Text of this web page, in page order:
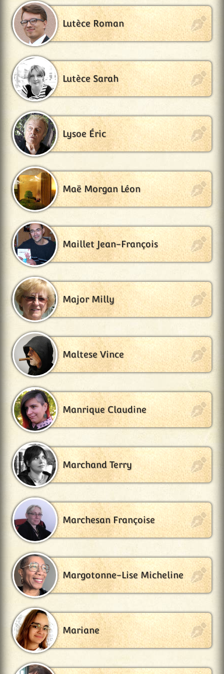
Lutèce Roman
Lutèce Sarah
Lysoe Éric
Maë Morgan Léon
Maillet Jean-François
Major Milly
Maltese Vince
Manrique Claudine
Marchand Terry
Marchesan Françoise
Margotonne-Lise Micheline
Mariane